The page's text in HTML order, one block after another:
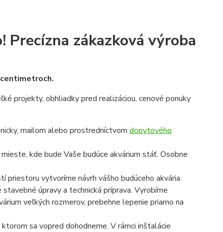
Precízna zákazková výroba
projekty, obhliadky pred realizáciou, cenové ponuky
mailom alebo prostredníctvom dopytového
kde bude Vaše budúce akvárium stáť. Osobne
priestoru vytvoríme návrh vášho budúceho akvária.
úpravy a technická príprava. Vyrobíme
veľkých rozmerov, prebehne lepenie priamo na
sa vopred dohodneme. V rámci inštalácie